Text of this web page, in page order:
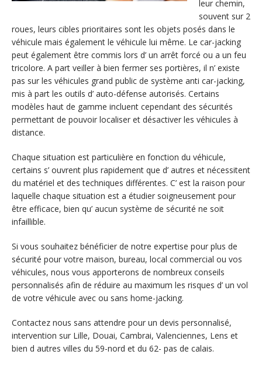
leur chemin,
souvent sur 2
roues, leurs cibles prioritaires sont les objets posés dans le
véhicule mais également le véhicule lui même. Le car-jacking
peut également être commis lors d’ un arrêt forcé ou a un feu
tricolore. A part veiller à bien fermer ses portières, il n’ existe
pas sur les véhicules grand public de système anti car-jacking,
mis à part les outils d’ auto-défense autorisés. Certains
modèles haut de gamme incluent cependant des sécurités
permettant de pouvoir localiser et désactiver les véhicules à
distance.
Chaque situation est particulière en fonction du véhicule,
certains s’ ouvrent plus rapidement que d’ autres et nécessitent
du matériel et des techniques différentes. C’ est la raison pour
laquelle chaque situation est a étudier soigneusement pour
être efficace, bien qu’ aucun système de sécurité ne soit
infaillible.
Si vous souhaitez bénéficier de notre expertise pour plus de
sécurité pour votre maison, bureau, local commercial ou vos
véhicules, nous vous apporterons de nombreux conseils
personnalisés afin de réduire au maximum les risques d’ un vol
de votre véhicule avec ou sans home-jacking.
Contactez nous sans attendre pour un devis personnalisé,
intervention sur Lille, Douai, Cambrai, Valenciennes, Lens et
bien d autres villes du 59-nord et du 62- pas de calais.